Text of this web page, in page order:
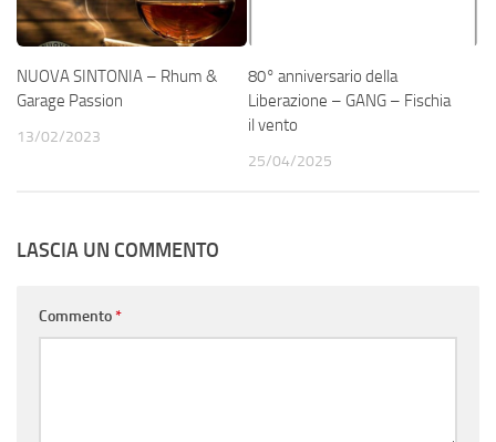
NUOVA SINTONIA – Rhum &
Garage Passion
13/02/2023
80° anniversario della
Liberazione – GANG – Fischia
il vento
25/04/2025
LASCIA UN COMMENTO
Commento*